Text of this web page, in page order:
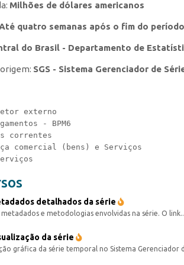
Milhões de dólares americanos
quatro semanas após o fim do
do Brasil - Departamento de
SGS - Sistema Gerenciador de
externo
- BPM6
correntes
comercial (bens) e Serviços
detalhados da série
e metodologias envolvidas na série. O
da série
gráfica da série temporal no Sistema Gerenciador